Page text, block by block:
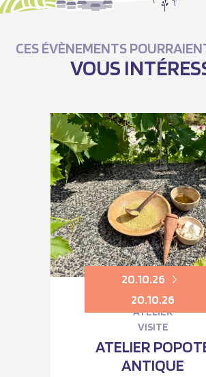
CES ÉVÈNEMENTS
VOUS
20.10.26
20.10.26
ATELIER
VISITE
ATELIER
ANTIQUE